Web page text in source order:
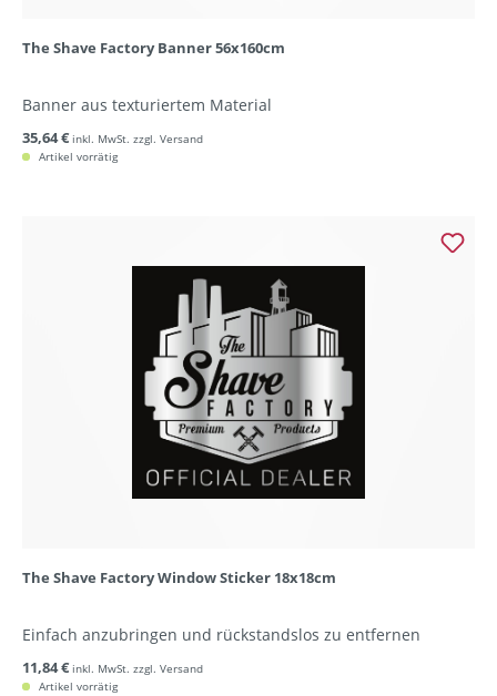
The Shave Factory Banner 56x160cm
Banner aus texturiertem Material
35,64 € inkl. MwSt. zzgl. Versand
Artikel vorrätig
The Shave Factory Window Sticker 18x18cm
Einfach anzubringen und rückstandslos zu entfernen
11,84 € inkl. MwSt. zzgl. Versand
Artikel vorrätig